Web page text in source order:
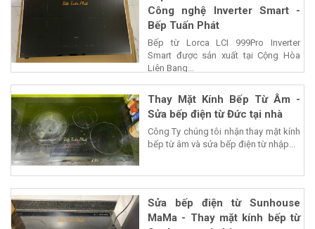
Công nghệ Inverter Smart -
Bếp Tuấn Phát
Bếp từ Lorca LCI 999Pro Inverter
Smart được sản xuất tại Cộng Hòa
Liên Bang...
Thay Mặt Kính Bếp Từ Âm -
Sửa bếp điện từ Đức tại nhà
Công Ty chúng tôi nhận thay mặt kính
bếp từ âm và sửa bếp điện từ nhập...
Sửa bếp điện từ Sunhouse
MaMa - Thay mặt kính bếp từ